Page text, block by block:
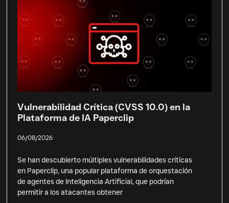
Vulnerabilidad Crítica (CVSS 10.0) en la
Plataforma de IA Paperclip
06/08/2026
Se han descubierto múltiples vulnerabilidades críticas
en Paperclip, una popular plataforma de orquestación
de agentes de Inteligencia Artificial, que podrían
permitir a los atacantes obtener